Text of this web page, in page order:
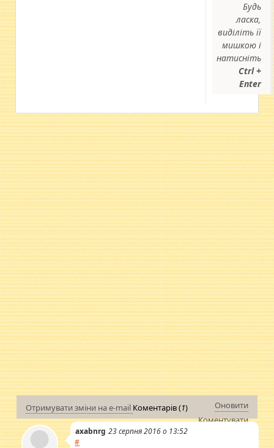
Будь
ласка,
виділіть її
мишкою і
натисніть
Ctrl +
Enter
Отримувати зміни на e-mail Коментарів (1)
Оновити
Коментувати
axabnrg 23 серпня 2016 о 13:52
#